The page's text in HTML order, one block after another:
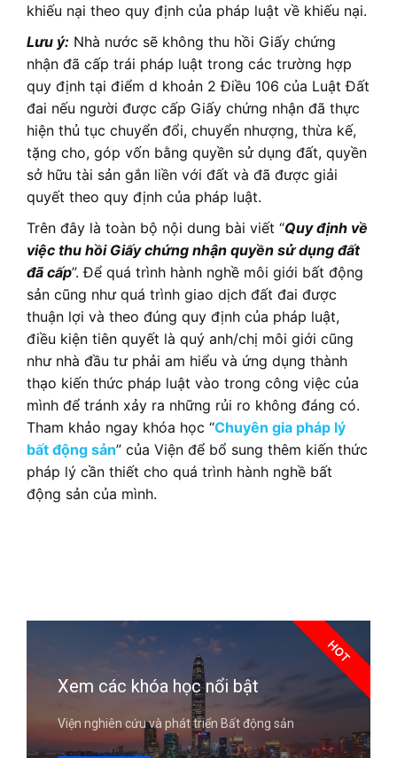
khiếu nại theo quy định của pháp luật về khiếu nại.
Lưu ý: Nhà nước sẽ không thu hồi Giấy chứng
nhận đã cấp trái pháp luật trong các trường hợp
quy định tại điểm d khoản 2 Điều 106 của Luật Đất
đai nếu người được cấp Giấy chứng nhận đã thực
hiện thủ tục chuyển đổi, chuyển nhượng, thừa kế,
tặng cho, góp vốn bằng quyền sử dụng đất, quyền
sở hữu tài sản gắn liền với đất và đã được giải
quyết theo quy định của pháp luật.
Trên đây là toàn bộ nội dung bài viết “Quy định về
việc thu hồi Giấy chứng nhận quyền sử dụng đất
đã cấp”. Để quá trình hành nghề môi giới bất động
sản cũng như quá trình giao dịch đất đai được
thuận lợi và theo đúng quy định của pháp luật,
điều kiện tiên quyết là quý anh/chị môi giới cũng
như nhà đầu tư phải am hiểu và ứng dụng thành
thạo kiến thức pháp luật vào trong công việc của
mình để tránh xảy ra những rủi ro không đáng có.
Tham khảo ngay khóa học “Chuyên gia pháp lý
bất động sản” của Viện để bổ sung thêm kiến thức
pháp lý cần thiết cho quá trình hành nghề bất
động sản của mình.
Xem các khóa học nổi bật
Viện nghiên cứu và phát triển Bất động sản
HOT